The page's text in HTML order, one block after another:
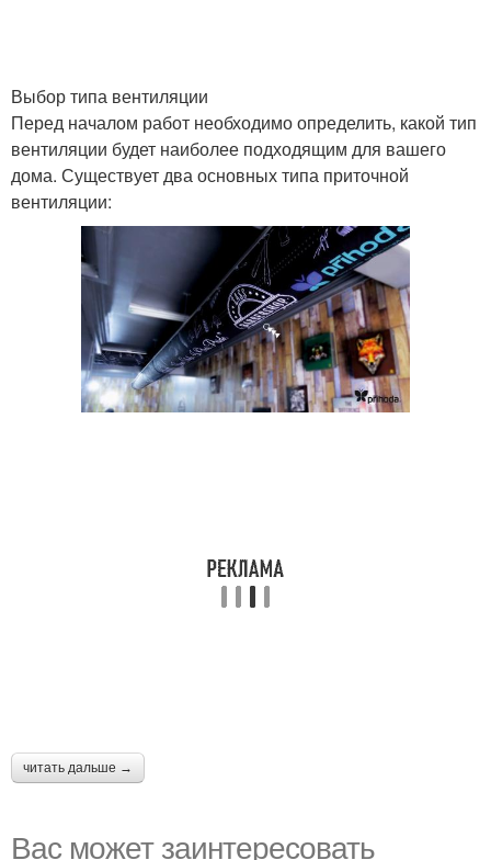
Выбор типа вентиляции
Перед началом работ необходимо определить, какой тип
вентиляции будет наиболее подходящим для вашего
дома. Существует два основных типа приточной
вентиляции:
читать дальше →
Вас может заинтересовать